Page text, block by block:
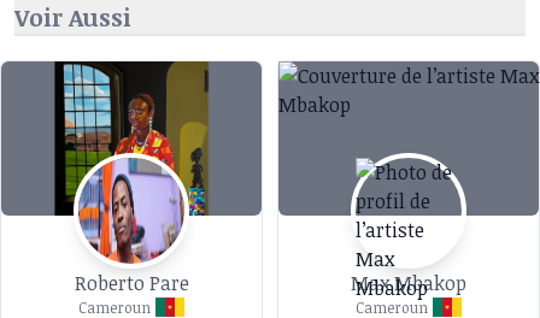
Voir Aussi
Roberto Pare
Cameroun
Max Mbakop
Cameroun